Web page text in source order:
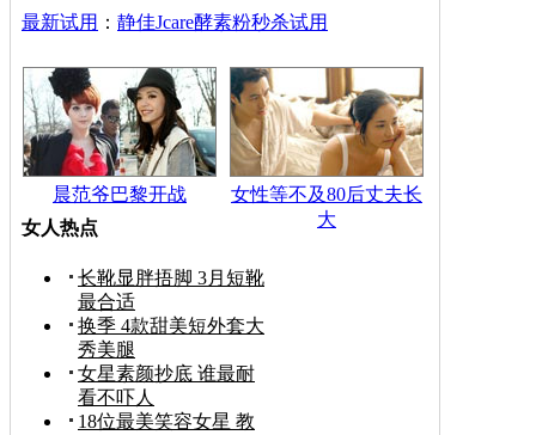
最新试用 ： 静佳Jcare酵素粉秒杀试用
晨范爷巴黎开战
女性等不及80后丈夫长
大
女人热点
长靴显胖捂脚 3月短靴
最合适
换季 4款甜美短外套大
秀美腿
女星素颜抄底 谁最耐
看不吓人
18位最美笑容女星 教